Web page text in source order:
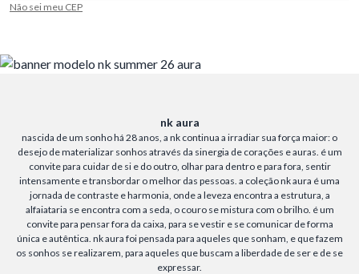
Não sei meu CEP
nk aura
nascida de um sonho há 28 anos, a nk continua a irradiar sua força maior: o
desejo de materializar sonhos através da sinergia de corações e auras. é um
convite para cuidar de si e do outro, olhar para dentro e para fora, sentir
intensamente e transbordar o melhor das pessoas. a coleção nk aura é uma
jornada de contraste e harmonia, onde a leveza encontra a estrutura, a
alfaiataria se encontra com a seda, o couro se mistura com o brilho. é um
convite para pensar fora da caixa, para se vestir e se comunicar de forma
única e autêntica. nk aura foi pensada para aqueles que sonham, e que fazem
os sonhos se realizarem, para aqueles que buscam a liberdade de ser e de se
expressar.